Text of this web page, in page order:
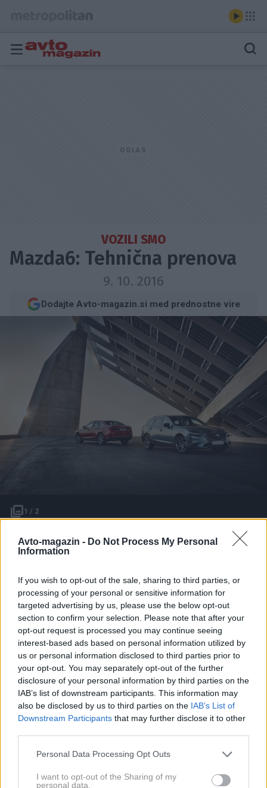
Avto-magazin - Do Not Process My Personal
Information
If you wish to opt-out of the sale, sharing to third parties, or
processing of your personal or sensitive information for
targeted advertising by us, please use the below opt-out
section to confirm your selection. Please note that after your
opt-out request is processed you may continue seeing
interest-based ads based on personal information utilized by
us or personal information disclosed to third parties prior to
your opt-out. You may separately opt-out of the further
disclosure of your personal information by third parties on the
IAB’s list of downstream participants. This information may
also be disclosed by us to third parties on the IAB’s List of
Downstream Participants that may further disclose it to other
Please note that this website/app uses one or more Google
not limited to your visit or usage behaviour. You may click to
Personal Data Processing Opt Outs
I want to opt-out of the Sharing of my
personal data.
VOZILI SMO
Mazda6: Tehnična prenova
9. 10. 2016
Dodajte Avto-magazin.si med prednostne vire
1 / 2
Rahla oblikovna prenova je Mazdo6
doletela že lani, zato so tokrat dodali le
nekaj tehničnih izboljšav.
Kot glavno novost Mazdini inženirji izpostavljajo
sistem G-Vectoring Control, ki po njihovih besedah
odločno pripomore k varnejši oziroma manj zahtevni
vožnji. Sistem zazna obračanje volanskega obroča pri
vožnji v ovinek in samodejno odvzame navor,
usmerjen k prednjima kolesoma. Posledično se k
zunanjemu kolesu prenese več teže, ki kolo bolj
pritisne k tlom, rezultat pa je seveda boljši oprijem.